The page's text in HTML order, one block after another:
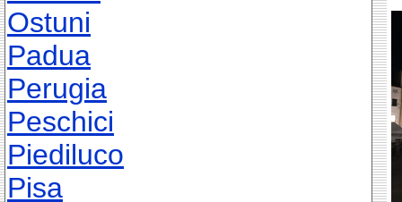
Ostuni
Padua
Perugia
Peschici
Piediluco
Pisa